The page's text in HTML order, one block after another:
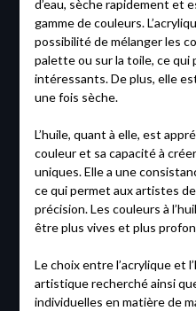
d’eau, sèche rapidement et
gamme de couleurs.
possibilité de mélanger les
palette ou sur la toile, ce qui
intéressants. De plus, elle
une fois sèche.
L’huile, quant à elle, est
couleur et sa capacité à
uniques. Elle a une
ce qui permet aux artistes
précision. Les couleurs à
être plus vives et plus
Le choix entre l’acrylique et
artistique recherché ainsi
individuelles en matière de